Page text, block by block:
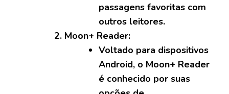
passagens favoritas com
outros leitores.
Moon+ Reader:
Voltado para dispositivos
Android, o Moon+ Reader
é conhecido por suas